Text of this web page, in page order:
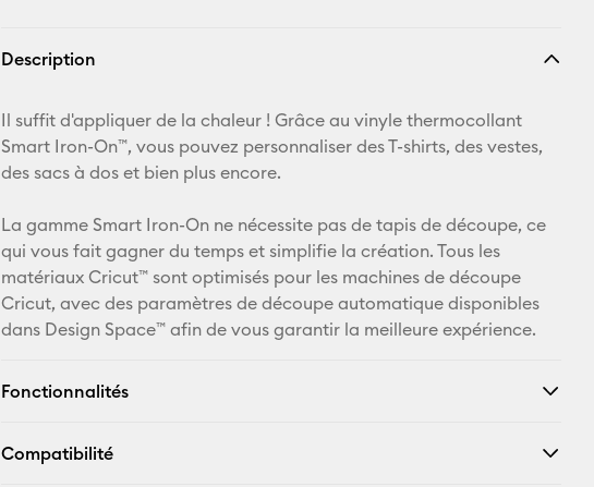
E-mail
Facebook
X
Description
Il suffit d'appliquer de la chaleur ! Grâce au vinyle thermocollant
Smart Iron-On™, vous pouvez personnaliser des T-shirts, des vestes,
des sacs à dos et bien plus encore.
La gamme Smart Iron-On ne nécessite pas de tapis de découpe, ce
qui vous fait gagner du temps et simplifie la création. Tous les
matériaux Cricut™ sont optimisés pour les machines de découpe
Cricut, avec des paramètres de découpe automatique disponibles
dans Design Space™ afin de vous garantir la meilleure expérience.
Fonctionnalités
Compatibilité